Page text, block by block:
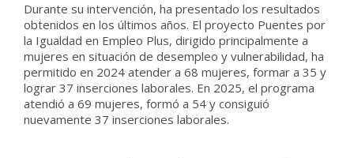
Durante su intervención, ha presentado los resultados
obtenidos en los últimos años. El proyecto Puentes por
la Igualdad en Empleo Plus, dirigido principalmente a
mujeres en situación de desempleo y vulnerabilidad, ha
permitido en 2024 atender a 68 mujeres, formar a 35 y
lograr 37 inserciones laborales. En 2025, el programa
atendió a 69 mujeres, formó a 54 y consiguió
nuevamente 37 inserciones laborales.